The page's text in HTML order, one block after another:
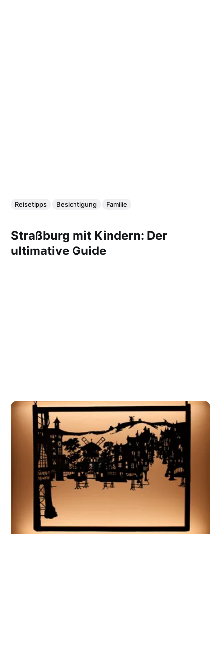
Reisetipps Besichtigung Familie
Straßburg mit Kindern: Der
ultimative Guide